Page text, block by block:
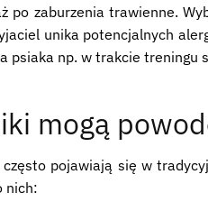
po zaburzenia trawienne.
unika potencjalnych
psiaka np. w trakcie treningu
mogą
pojawiają się w
nich: